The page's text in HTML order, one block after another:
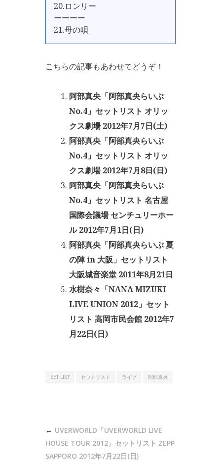
20.ロンリー
ーーーー
21.母の唄
こちらの記事もあわせてどうぞ！
阿部真央「阿部真央らいぶ
No.4」セットリスト オリッ
クス劇場 2012年7月7日(土)
阿部真央「阿部真央らいぶ
No.4」セットリスト オリッ
クス劇場 2012年7月8日(日)
阿部真央「阿部真央らいぶ
No.4」セットリスト 名古屋
国際会議場 センチュリーホー
ル 2012年7月1日(日)
阿部真央「阿部真央らいぶ 夏
の陣 in 大阪」セットリスト
大阪城音楽堂 2011年8月21日
水樹奈々「NANA MIZUKI
LIVE UNION 2012」セット
リスト 高岡市民会館 2012年7
月22日(日)
SET LIST セットリスト ライブ 阿部真央
UVERWORLD「UVERWORLD LIVE
HOUSE TOUR 2012」セットリスト ZEPP
SAPPORO 2012年7月22日(日)